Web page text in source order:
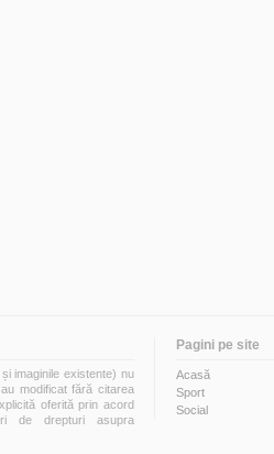
imaginile existente) nu
modificat fără citarea
oferită prin acord
de drepturi asupra
Pagini pe site
Acasă
Sport
Social